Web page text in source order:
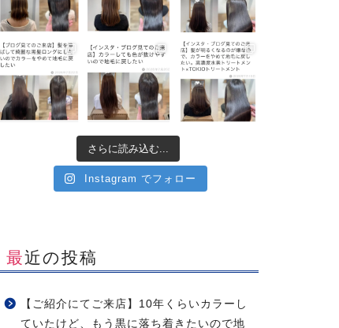
さらに読み込む...
Instagram でフォロー
最近の投稿
【ご紹介にてご来店】10年くらいカラーし
ていたけど、もう黒に落ち着きたいので地